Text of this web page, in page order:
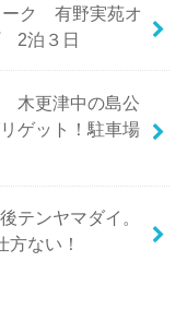
ーク 有野実苑オ
2泊３日
木更津中の島公
ゲット！駐車場
テンヤマダイ。
ない！